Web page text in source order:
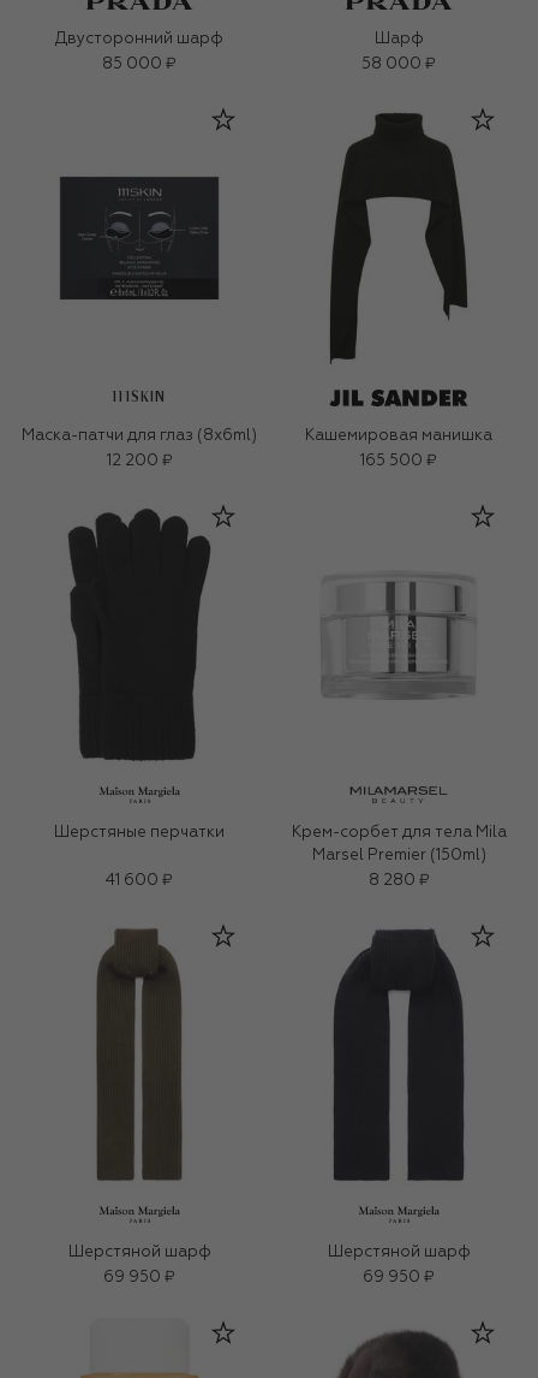
Двусторонний шарф
85 000 ₽
Шарф
58 000 ₽
111SKIN
Маска-патчи для глаз (8x6ml)
12 200 ₽
Кашемировая манишка
165 500 ₽
Шерстяные перчатки
41 600 ₽
Крем-сорбет для тела Mila
Marsel Premier (150ml)
8 280 ₽
Шерстяной шарф
69 950 ₽
Шерстяной шарф
69 950 ₽